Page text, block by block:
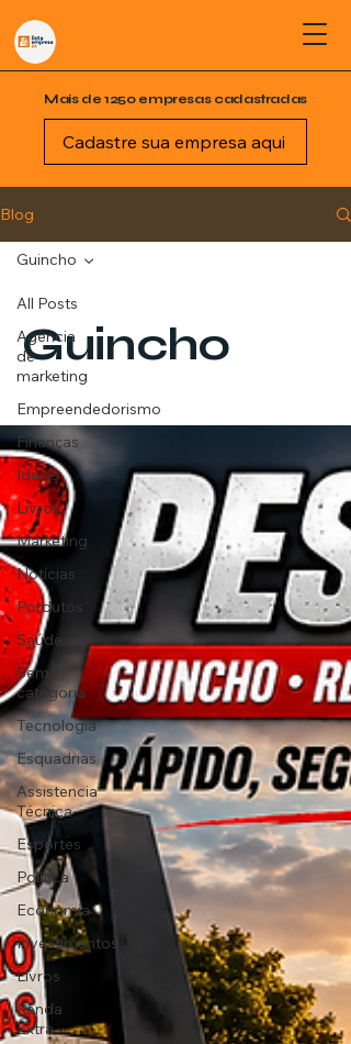
Mais de 1250 empresas cadastradas
Cadastre sua empresa aqui
Blog
All Posts
Agência
de
marketing
Empreendedorismo
Finanças
Ideias
Livros
Marketing
Notícias
Pordutos
Saúde
Sem
categoria
Tecnologia
Esquadrias
Assistencia
Técnica
Esportes
Política
Economia
Investimentos
Livros
Renda
Extra
Guincho
Guincho